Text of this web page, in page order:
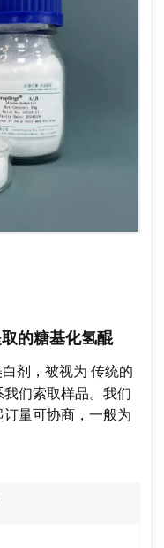
的糖基化氢醌
剂，被视为 传统的
们索取样品。我们
量可协商，一般为